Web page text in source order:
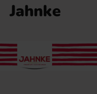
Jahnke